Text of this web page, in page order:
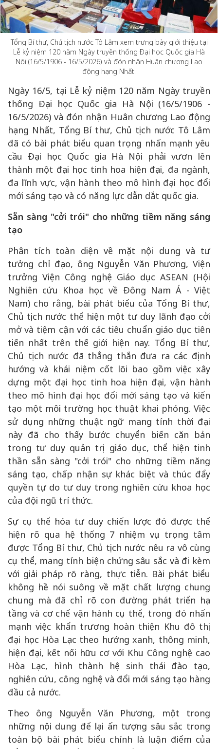
Tổng Bí thư, Chủ tịch nước Tô Lâm xem trưng bày giới thiệu tại
Lễ kỷ niệm 120 năm Ngày truyền thống Đại học Quốc gia Hà
Nội (16/5/1906 - 16/5/2026) và đón nhận Huân chương Lao
động hạng Nhất.
Ngày 16/5, tại Lễ kỷ niệm 120 năm Ngày truyền
thống Đại học Quốc gia Hà Nội (16/5/1906 -
16/5/2026) và đón nhận Huân chương Lao động
hạng Nhất, Tổng Bí thư, Chủ tịch nước Tô Lâm
đã có bài phát biểu quan trọng nhấn mạnh yêu
cầu Đại học Quốc gia Hà Nội phải vươn lên
thành một đại học tinh hoa hiện đại, đa ngành,
đa lĩnh vực, vận hành theo mô hình đại học đổi
mới sáng tạo và có năng lực dẫn dắt quốc gia.
Sẵn sàng "cởi trói" cho những tiềm năng sáng
tạo
Phân tích toàn diện về mặt nội dung và tư
tưởng chỉ đạo, ông Nguyễn Văn Phương, Viện
trưởng Viện Công nghệ Giáo dục ASEAN (Hội
Nghiên cứu Khoa học về Đông Nam Á - Việt
Nam) cho rằng, bài phát biểu của Tổng Bí thư,
Chủ tịch nước thể hiện một tư duy lãnh đạo cởi
mở và tiệm cận với các tiêu chuẩn giáo dục tiên
tiến nhất trên thế giới hiện nay. Tổng Bí thư,
Chủ tịch nước đã thẳng thắn đưa ra các định
hướng và khái niệm cốt lõi bao gồm việc xây
dựng một đại học tinh hoa hiện đại, vận hành
theo mô hình đại học đổi mới sáng tạo và kiến
tạo một môi trường học thuật khai phóng. Việc
sử dụng những thuật ngữ mang tính thời đại
này đã cho thấy bước chuyển biến căn bản
trong tư duy quản trị giáo dục, thể hiện tinh
thần sẵn sàng "cởi trói" cho những tiềm năng
sáng tạo, chấp nhận sự khác biệt và thúc đẩy
quyền tự do tư duy trong nghiên cứu khoa học
của đội ngũ trí thức.
Sự cụ thể hóa tư duy chiến lược đó được thể
hiện rõ qua hệ thống 7 nhiệm vụ trọng tâm
được Tổng Bí thư, Chủ tịch nước nêu ra vô cùng
cụ thể, mang tính biện chứng sâu sắc và đi kèm
với giải pháp rõ ràng, thực tiễn. Bài phát biểu
không hề nói suông về mặt chất lượng chung
chung mà đã chỉ rõ con đường phát triển hạ
tầng và cơ chế vận hành cụ thể, trong đó nhấn
mạnh việc khẩn trương hoàn thiện Khu đô thị
đại học Hòa Lạc theo hướng xanh, thông minh,
hiện đại, kết nối hữu cơ với Khu Công nghệ cao
Hòa Lạc, hình thành hệ sinh thái đào tạo,
nghiên cứu, công nghệ và đổi mới sáng tạo hàng
đầu cả nước.
Theo ông Nguyễn Văn Phương, một trong
những nội dung để lại ấn tượng sâu sắc trong
toàn bộ bài phát biểu chính là luận điểm của